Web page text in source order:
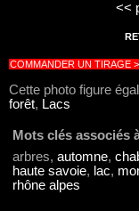
<<
COMMANDER UN TIRAGE
Cette photo figure
forêt, Lacs
Mots clés associés
arbres, automne,
haute savoie, lac,
rhône alpes